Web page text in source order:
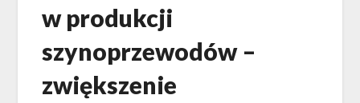
w produkcji
szynoprzewodów –
zwiększenie